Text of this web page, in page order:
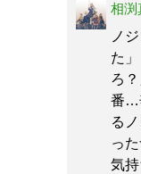
相渕
ノ
た
ろ
番…
る
っ
気